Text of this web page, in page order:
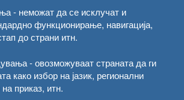
- неможат да се исклучат и
функционирање, навигација,
до страни итн.
- овозможуваат страната да ги
како избор на јазик, регионални
приказ, итн.